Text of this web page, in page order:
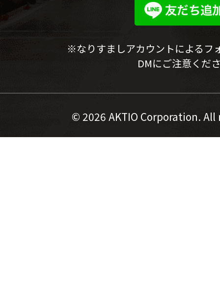
※なりすましアカウントによるフ
DMにご注意くだ
© 2026 AKTIO Corporation.